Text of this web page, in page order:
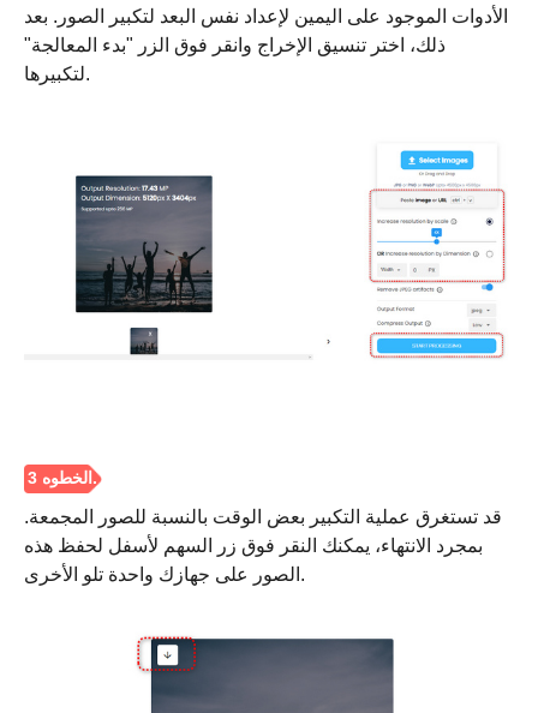
الأدوات الموجود على اليمين لإعداد نفس البعد لتكبير الصور. بعد
ذلك، اختر تنسيق الإخراج وانقر فوق الزر "بدء المعالجة"
لتكبيرها.
قد تستغرق عملية التكبير بعض الوقت بالنسبة للصور المجمعة.
بمجرد الانتهاء، يمكنك النقر فوق زر السهم لأسفل لحفظ هذه
الصور على جهازك واحدة تلو الأخرى.